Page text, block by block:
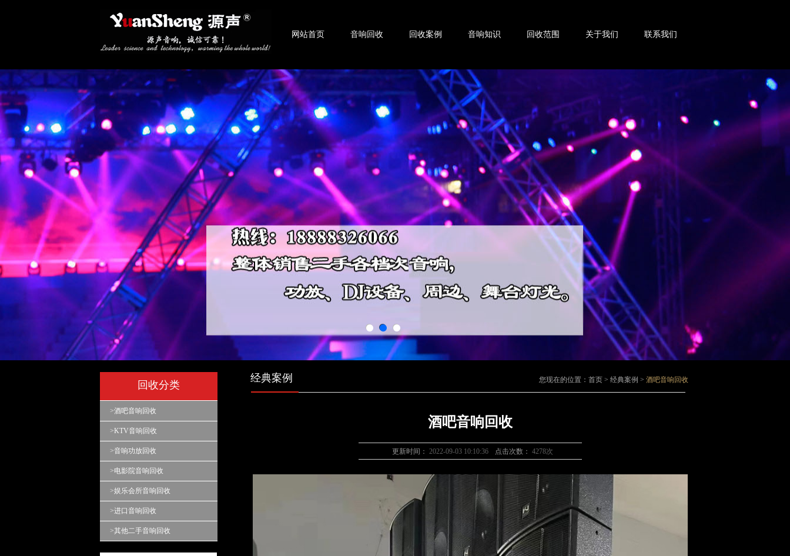
网站首页 音响回收 回收案例 音响知识 回收范围 关于我们 联系我们
回收分类
>酒吧音响回收
>KTV音响回收
>音响功放回收
>电影院音响回收
>娱乐会所音响回收
>进口音响回收
>其他二手音响回收
经典案例 您现在的位置：首页 > 经典案例 > 酒吧音响回收
酒吧音响回收
更新时间： 2022-09-03 10:10:36 点击次数： 4278次